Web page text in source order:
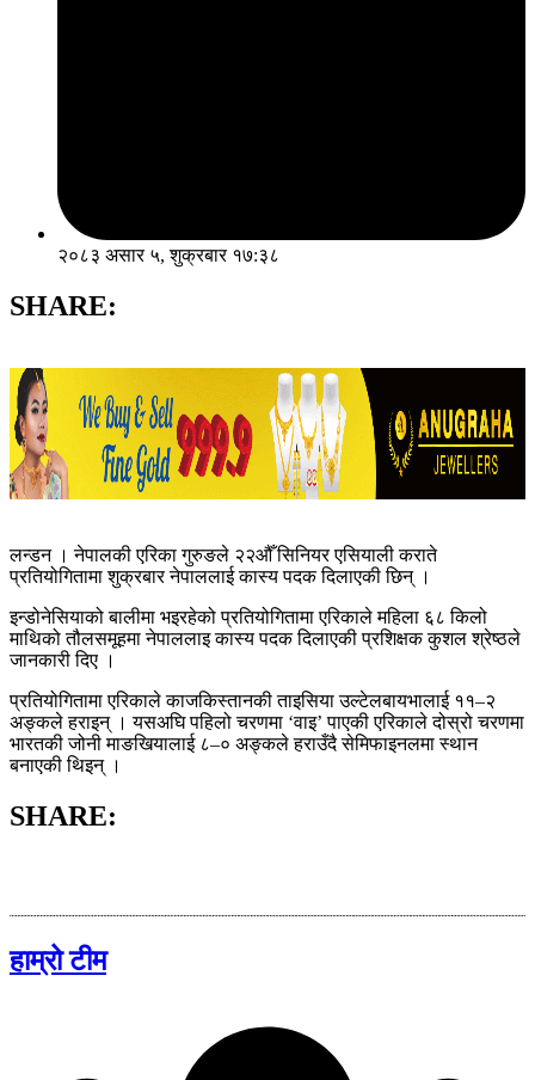
२०८३ असार ५, शुक्रबार १७:३८
SHARE:
लन्डन । नेपालकी एरिका गुरुङले २२औँ सिनियर एसियाली कराते
प्रतियोगितामा शुक्रबार नेपाललाई कास्य पदक दिलाएकी छिन् ।
इन्डोनेसियाको बालीमा भइरहेको प्रतियोगितामा एरिकाले महिला ६८ किलो
माथिको तौलसमूहमा नेपाललाइ कास्य पदक दिलाएकी प्रशिक्षक कुशल श्रेष्ठले
जानकारी दिए ।
प्रतियोगितामा एरिकाले काजकिस्तानकी ताइसिया उल्टेलबायभालाई ११–२
अङ्कले हराइन् । यसअघि पहिलो चरणमा ‘वाइ’ पाएकी एरिकाले दोस्रो चरणमा
भारतकी जोनी माङखियालाई ८–० अङ्कले हराउँदै सेमिफाइनलमा स्थान
बनाएकी थिइन् ।
SHARE:
हाम्रो टीम